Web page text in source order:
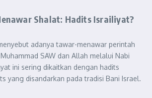
Shalat: Hadits Israiliyat?
adanya tawar-menawar perintah
SAW dan Allah melalui Nabi
ini sering dikaitkan dengan hadits
yang disandarkan pada tradisi Bani Israel.